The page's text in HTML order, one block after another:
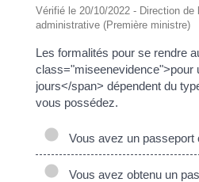
Vérifié le 20/10/2022 - Direction de
administrative (Première ministre)
Les formalités pour se rendre
class="miseenevidence">pour
jours</span> dépendent du
vous possédez.
Vous avez un passeport
Vous avez obtenu un